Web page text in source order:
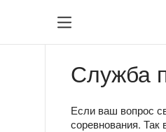
Служба
Если ваш вопрос
соревнования. Так